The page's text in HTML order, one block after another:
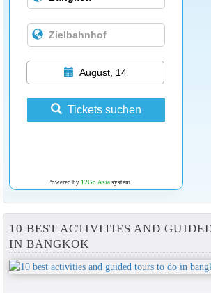
August, 14
Tickets suchen
Powered by 12Go Asiasystem
10 BEST ACTIVITIES AND
IN BANGKOK